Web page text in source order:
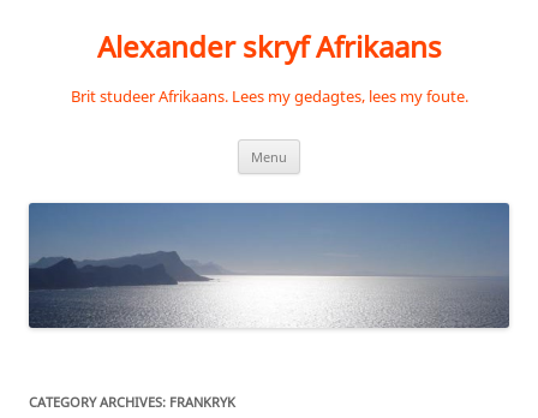
Alexander skryf Afrikaans
Brit studeer Afrikaans. Lees my gedagtes, lees my foute.
Menu
CATEGORY ARCHIVES: FRANKRYK